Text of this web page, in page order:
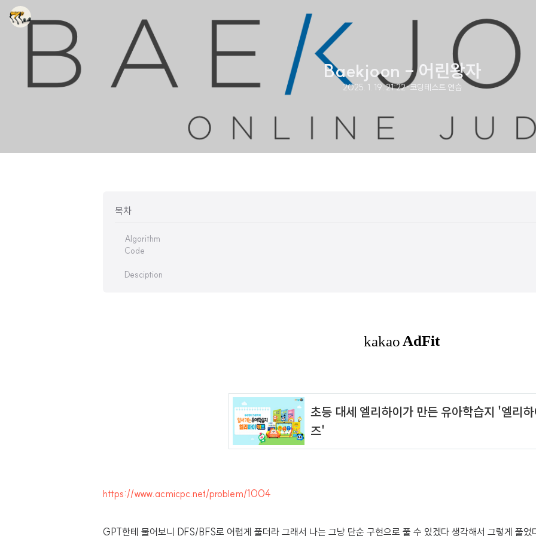
Baekjoon - 어린왕자
2025. 1. 19. 21:22·코딩테스트 연습
목차
Algorithm
Code
Desciption
https://www.acmicpc.net/problem/1004
GPT한테 물어보니 DFS/BFS로 어렵게 풀더라 그래서 나는 그냥 단순 구현으로 풀 수 있겠다 생각해서 그렇게 풀었